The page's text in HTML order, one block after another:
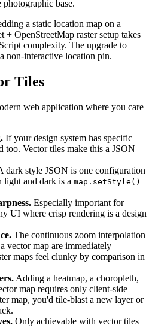
photographic base.
a static location map on a
+ OpenStreetMap raster setup takes
complexity. The upgrade to
non-interactive location pin.
Tiles
web application where you care
If your design system has specific
too. Vector tiles make this a JSON
dark style JSON is one configuration
and dark is a map.setStyle()
Especially important for
UI where crisp rendering is a design
The continuous zoom interpolation
vector map are immediately
maps feel clunky by comparison in
Adding a heatmap, a choropleth,
map requires only client-side
map, you'd tile-blast a new layer or
Only achievable with vector tiles